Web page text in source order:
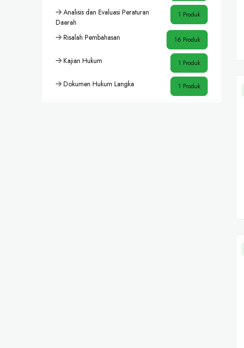
Analisis dan Evaluasi Peraturan
Daerah
1 Produk
Risalah Pembahasan 16 Produk
Kajian Hukum 1 Produk
Dokumen Hukum Langka 1 Produk